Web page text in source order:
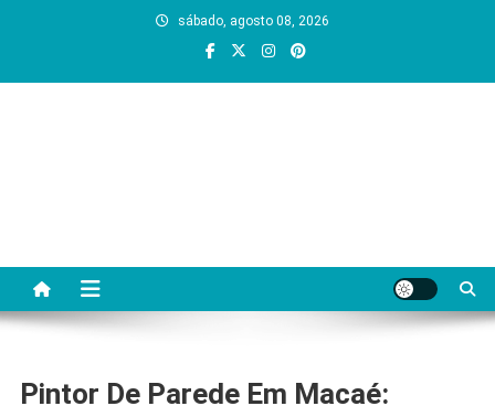
sábado, agosto 08, 2026
Rio de Janeiro
Pintor De Parede Em Macaé: